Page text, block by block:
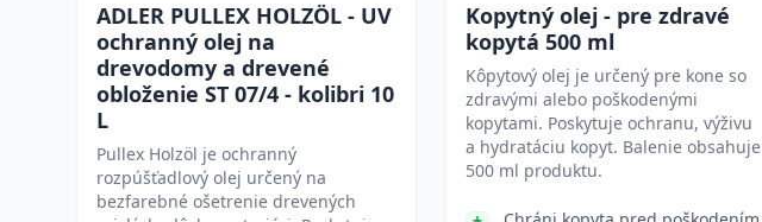
ADLER PULLEX HOLZÖL - UV
ochranný olej na
drevodomy a drevené
obloženie ST 07/4 - kolibri 10
L
Pullex Holzöl je ochranný
rozpúšťadlový olej určený na
bezfarebné ošetrenie drevených
Kopytný olej - pre zdravé
kopytá 500 ml
Kôpytový olej je určený pre kone so
zdravými alebo poškodenými
kopytami. Poskytuje ochranu, výživu
a hydratáciu kopyt. Balenie obsahuje
500 ml produktu.